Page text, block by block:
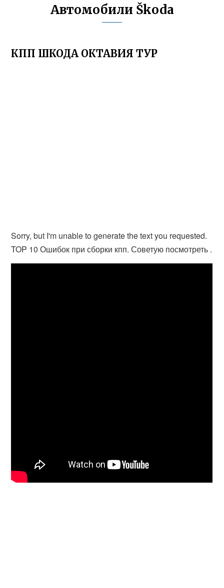
Автомобили Škoda
КПП ШКОДА ОКТАВИЯ ТУР
Sorry, but I'm unable to generate the text you requested.
TOP 10 Ошибок при сборки кпп. Советую посмотреть .